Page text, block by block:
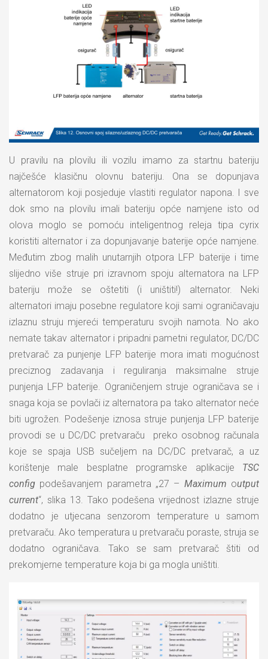
U pravilu na plovilu ili vozilu imamo za startnu bateriju
najčešće klasičnu olovnu bateriju. Ona se dopunjava
alternatorom koji posjeduje vlastiti regulator napona. I sve
dok smo na plovilu imali bateriju opće namjene isto od
olova moglo se pomoću inteligentnog releja tipa cyrix
koristiti alternator i za dopunjavanje baterije opće namjene.
Međutim zbog malih unutarnjih otpora LFP baterije i time
slijedno više struje pri izravnom spoju alternatora na LFP
bateriju može se oštetiti (i uništiti!) alternator. Neki
alternatori imaju posebne regulatore koji sami ograničavaju
izlaznu struju mjereći temperaturu svojih namota. No ako
nemate takav alternator i pripadni pametni regulator, DC/DC
pretvarač za punjenje LFP baterije mora imati mogućnost
preciznog zadavanja i reguliranja maksimalne struje
punjenja LFP baterije. Ograničenjem struje ograničava se i
snaga koja se povlači iz alternatora pa tako alternator neće
biti ugrožen. Podešenje iznosa struje punjenja LFP baterije
provodi se u DC/DC pretvaraču preko osobnog računala
koje se spaja USB sučeljem na DC/DC pretvarač, a uz
korištenje male besplatne programske aplikacije TSC
config podešavanjem parametra „27 – Maximum output
current“, slika 13. Tako podešena vrijednost izlazne struje
dodatno je utjecana senzorom temperature u samom
pretvaraču. Ako temperatura u pretvaraču poraste, struja se
dodatno ograničava. Tako se sam pretvarač štiti od
prekomjerne temperature koja bi ga mogla uništiti.